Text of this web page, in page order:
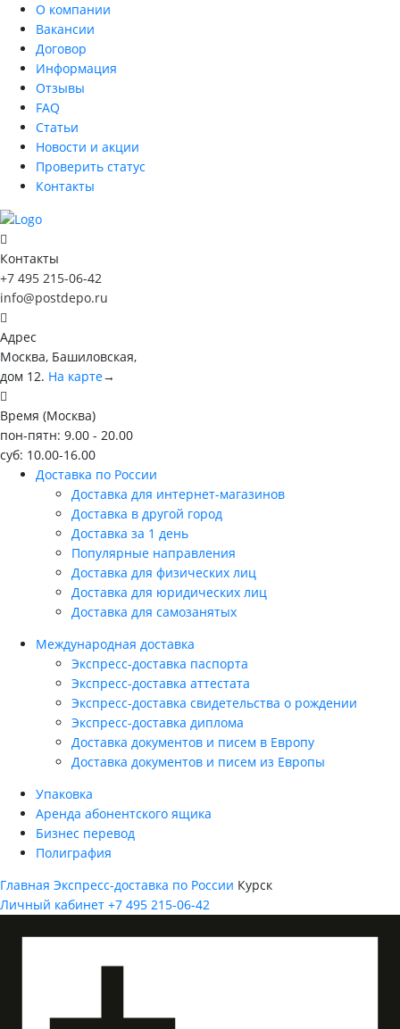
О компании
Вакансии
Договор
Информация
Отзывы
FAQ
Статьи
Новости и акции
Проверить статус
Контакты
Контакты
+7 495 215-06-42
info@postdepo.ru
Адрес
Москва, Башиловская,
дом 12. На карте→
Время (Москва)
пон-пятн: 9.00 - 20.00
суб: 10.00-16.00
Доставка по России
Доставка для интернет-магазинов
Доставка в другой город
Доставка за 1 день
Популярные направления
Доставка для физических лиц
Доставка для юридических лиц
Доставка для самозанятых
Международная доставка
Экспресс-доставка паспорта
Экспресс-доставка аттестата
Экспресс-доставка свидетельства о рождении
Экспресс-доставка диплома
Доставка документов и писем в Европу
Доставка документов и писем из Европы
Упаковка
Аренда абонентского ящика
Бизнес перевод
Полиграфия
Главная Экспресс-доставка по России Курск
Личный кабинет +7 495 215-06-42